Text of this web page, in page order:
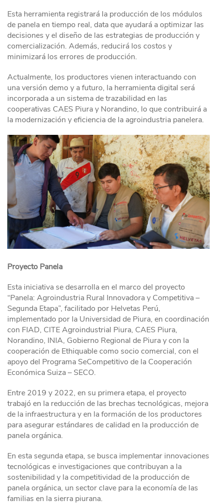
Esta herramienta registrará la producción de los módulos
de panela en tiempo real, data que ayudará a optimizar las
decisiones y el diseño de las estrategias de producción y
comercialización. Además, reducirá los costos y
minimizará los errores de producción.
Actualmente, los productores vienen interactuando con
una versión demo y a futuro, la herramienta digital será
incorporada a un sistema de trazabilidad en las
cooperativas CAES Piura y Norandino, lo que contribuirá a
la modernización y eficiencia de la agroindustria panelera.
Proyecto Panela
Esta iniciativa se desarrolla en el marco del proyecto
“Panela: Agroindustria Rural Innovadora y Competitiva –
Segunda Etapa”, facilitado por Helvetas Perú,
implementado por la Universidad de Piura, en coordinación
con FIAD, CITE Agroindustrial Piura, CAES Piura,
Norandino, INIA, Gobierno Regional de Piura y con la
cooperación de Ethiquable como socio comercial, con el
apoyo del Programa SeCompetitivo de la Cooperación
Económica Suiza – SECO.
Entre 2019 y 2022, en su primera etapa, el proyecto
trabajó en la reducción de las brechas tecnológicas, mejora
de la infraestructura y en la formación de los productores
para asegurar estándares de calidad en la producción de
panela orgánica.
En esta segunda etapa, se busca implementar innovaciones
tecnológicas e investigaciones que contribuyan a la
sostenibilidad y la competitividad de la producción de
panela orgánica, un sector clave para la economía de las
familias en la sierra piurana.